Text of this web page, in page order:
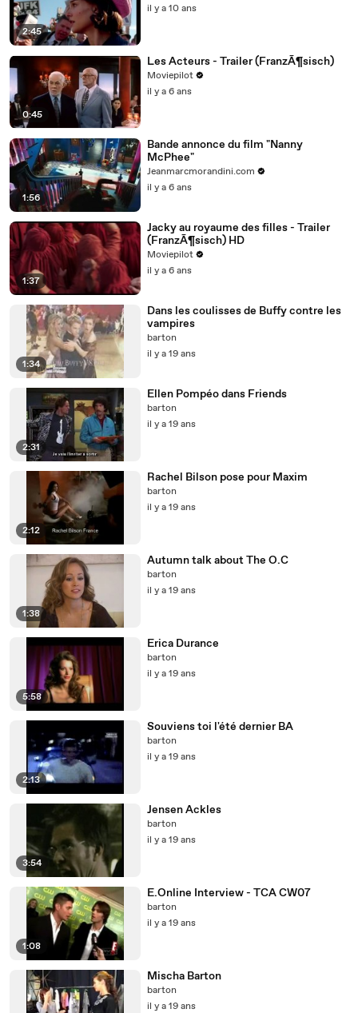
2:45
il y a 10 ans
0:45
Les Acteurs - Trailer (FranzÃ¶sisch)
Moviepilot
il y a 6 ans
1:56
Bande annonce du film "Nanny
McPhee"
Jeanmarcmorandini.com
il y a 6 ans
1:37
Jacky au royaume des filles - Trailer
(FranzÃ¶sisch) HD
Moviepilot
il y a 6 ans
1:34
Dans les coulisses de Buffy contre les
vampires
barton
il y a 19 ans
2:31
Ellen Pompéo dans Friends
barton
il y a 19 ans
2:12
Rachel Bilson pose pour Maxim
barton
il y a 19 ans
1:38
Autumn talk about The O.C
barton
il y a 19 ans
5:58
Erica Durance
barton
il y a 19 ans
2:13
Souviens toi l'été dernier BA
barton
il y a 19 ans
3:54
Jensen Ackles
barton
il y a 19 ans
1:08
E.Online Interview - TCA CW07
barton
il y a 19 ans
Mischa Barton
barton
il y a 19 ans